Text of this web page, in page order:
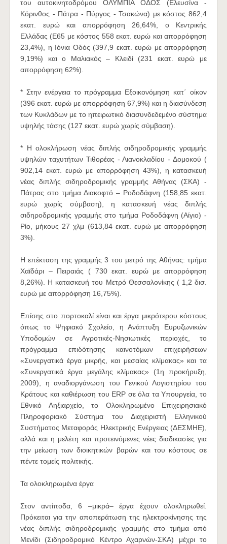
του αυτοκινητοδρόμου ΟΛΥΜΠΙΑ ΟΔΟΣ (Ελευσίνα -
Κόρινθος - Πάτρα - Πύργος - Τσακώνα) με κόστος 862,4
εκατ. ευρώ και απορρόφηση 26,64%, ο Κεντρικής
Ελλάδας (E65 με κόστος 558 εκατ. ευρώ και απορρόφηση
23,4%), η Ιόνια Οδός (397,9 εκατ. ευρώ με απορρόφηση
9,19%) και ο Μαλιακός – Κλειδί (231 εκατ. ευρώ με
απορρόφηση 62%).
* Στην ενέργεια το πρόγραμμα Εξοικονόμηση κατ΄ οίκον
(396 εκατ. ευρώ με απορρόφηση 67,9%) και η διασύνδεση
των Κυκλάδων με το ηπειρωτικό διασυνδεδεμένο σύστημα
υψηλής τάσης (127 εκατ. ευρώ χωρίς σύμβαση).
* Η ολοκλήρωση νέας διπλής σιδηροδρομικής γραμμής
υψηλών ταχυτήτων Τιθορέας - Λιανοκλαδίου - Δομοκού (
902,14 εκατ. ευρώ με απορρόφηση 43%), η κατασκευή
νέας διπλής σιδηροδρομικής γραμμής Αθήνας (ΣΚΑ) -
Πάτρας στο τμήμα Διακοφτό – Ροδοδάφνη (158,85 εκατ.
ευρώ χωρίς σύμβαση), η κατασκευή νέας διπλής
σιδηροδρομικής γραμμής στο τμήμα Ροδοδάφνη (Αίγιο) -
Ρίο, μήκους 27 χλμ (613,84 εκατ. ευρώ με απορρόφηση
3%).
Η επέκταση της γραμμής 3 του μετρό της Αθήνας: τμήμα
Χαϊδάρι – Πειραιάς ( 730 εκατ. ευρώ με απορρόφηση
8,26%). Η κατασκευή του Μετρό Θεσσαλονίκης ( 1,2 δισ.
ευρώ με απορρόφηση 16,75%).
Επίσης στο πορτοκαλί είναι και έργα μικρότερου κόστους
όπως το Ψηφιακό Σχολείο, η Ανάπτυξη Ευρυζωνικών
Υποδομών σε Αγροτικές-Νησιωτικές περιοχές, το
πρόγραμμα επιδότησης καινοτόμων επιχειρήσεων
«Συνεργατικά έργα μικρής, και μεσαίας κλίμακας» και τα
«Συνεργατικά έργα μεγάλης κλίμακας» (1η προκήρυξη,
2009), η αναδιοργάνωση του Γενικού Λογιστηρίου του
Κράτους και καθιέρωση του ERP σε όλα τα Υπουργεία, το
Εθνικό Ληξιαρχείο, το Ολοκληρωμένο Επιχειρησιακό
Πληροφοριακό Σύστημα του Διαχειριστή Ελληνικού
Συστήματος Μεταφοράς Ηλεκτρικής Ενέργειας (ΔΕΣΜΗΕ),
αλλά και η μελέτη και προτεινόμενες νέες διαδικασίες για
την μείωση των διοικητικών βαρών και του κόστους σε
πέντε τομείς πολιτικής.
Τα ολοκληρωμένα έργα
Στον αντίποδα, 6 –μικρά– έργα έχουν ολοκληρωθεί.
Πρόκειται για την αποπεράτωση της ηλεκτροκίνησης της
νέας διπλής σιδηροδρομικής γραμμής στο τμήμα από
Μενίδι (Σιδηροδρομικό Κέντρο Αχαρνών-ΣΚΑ) μέχρι το